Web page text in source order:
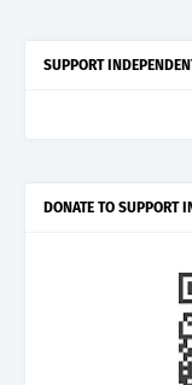
SUPPORT
DONATE TO SUPPORT